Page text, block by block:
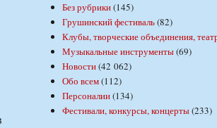
Без рубрики(145)
Грушинский фестиваль(82)
Клубы, творческие объединения,
Музыкальные инструменты(69)
Новости(42 062)
Обо всем(112)
Персоналии(134)
Фестивали, конкурсы, концерты(233)